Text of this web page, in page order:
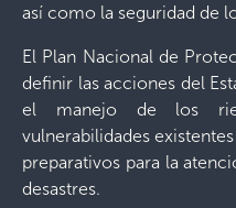
así como la seguridad de
El Plan Nacional de
definir las acciones del
el manejo de los
vulnerabilidades
preparativos para la
desastres.